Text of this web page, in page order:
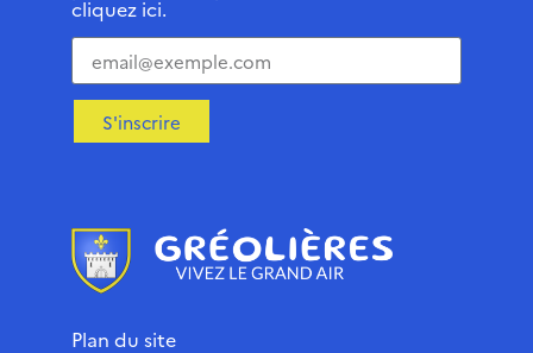
cliquez ici.
S'inscrire
Plan du site